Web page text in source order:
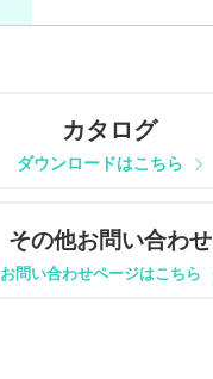
カタログ
ダウンロードはこちら
その他お問い合わせ
お問い合わせページはこちら